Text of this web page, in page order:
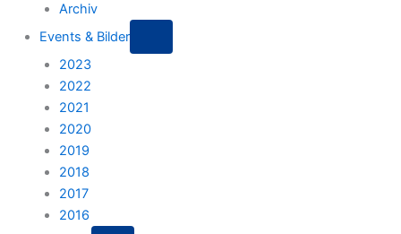
Archiv
Events & Bilder
2023
2022
2021
2020
2019
2018
2017
2016